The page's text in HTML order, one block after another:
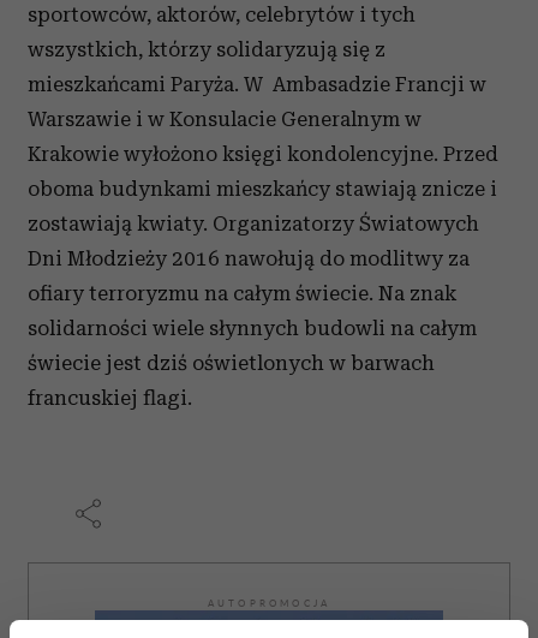
sportowców, aktorów, celebrytów i tych
wszystkich, którzy solidaryzują się z
mieszkańcami Paryża. W Ambasadzie Francji w
Warszawie i w Konsulacie Generalnym w
Krakowie wyłożono księgi kondolencyjne. Przed
oboma budynkami mieszkańcy stawiają znicze i
zostawiają kwiaty. Organizatorzy Światowych
Dni Młodzieży 2016 nawołują do modlitwy za
ofiary terroryzmu na całym świecie. Na znak
solidarności wiele słynnych budowli na całym
świecie jest dziś oświetlonych w barwach
francuskiej flagi.
AUTOPROMOCJA